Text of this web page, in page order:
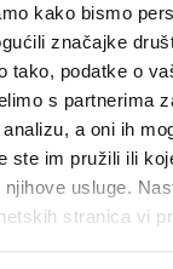
kako bismo
značajke
tako, podatke o
s partnerima
a oni ih
ste im pružili ili
usluge.
stranica vi
31,0°C
Vlažnost:55 %
Tlak:
1.011 hPa
W 10,08 km/h